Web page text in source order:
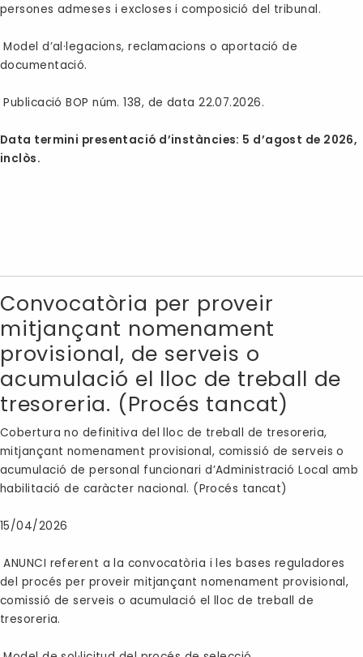
persones admeses i excloses i composició del tribunal.
Model d’al·legacions, reclamacions o aportació de
documentació.
Publicació BOP núm. 138, de data 22.07.2026.
Data termini presentació d’instàncies: 5 d’agost de 2026,
inclòs.
Convocatòria per proveir
mitjançant nomenament
provisional, de serveis o
acumulació el lloc de treball de
tresoreria. (Procés tancat)
Cobertura no definitiva del lloc de treball de tresoreria,
mitjançant nomenament provisional, comissió de serveis o
acumulació de personal funcionari d’Administració Local amb
habilitació de caràcter nacional. (Procés tancat)
15/04/2026
ANUNCI referent a la convocatòria i les bases reguladores
del procés per proveir mitjançant nomenament provisional,
comissió de serveis o acumulació el lloc de treball de
tresoreria.